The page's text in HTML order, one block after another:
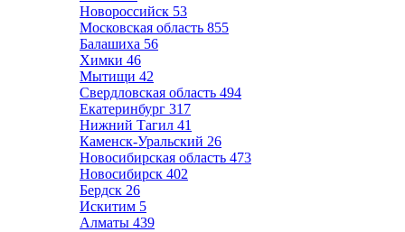
Новороссийск 53
Московская область 855
Балашиха 56
Химки 46
Мытищи 42
Свердловская область 494
Екатеринбург 317
Нижний Тагил 41
Каменск-Уральский 26
Новосибирская область 473
Новосибирск 402
Бердск 26
Искитим 5
Алматы 439